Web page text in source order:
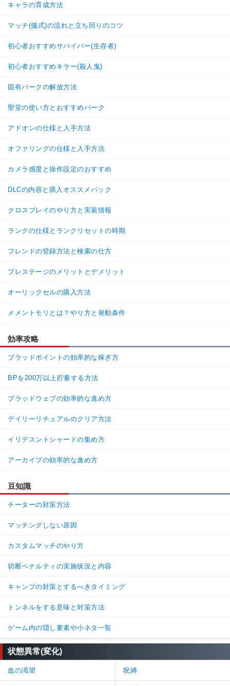
キャラの育成方法
マッチ(儀式)の流れと立ち回りのコツ
初心者おすすめサバイバー(生存者)
初心者おすすめキラー(殺人鬼)
固有パークの解放方法
聖堂の使い方とおすすめパーク
アドオンの仕様と入手方法
オファリングの仕様と入手方法
カメラ感度と操作設定のおすすめ
DLCの内容と購入オススメパック
クロスプレイのやり方と実装情報
ランクの仕様とランクリセットの時期
フレンドの登録方法と検索の仕方
プレステージのメリットとデメリット
オーリックセルの購入方法
メメントモリとは？やり方と発動条件
効率攻略
ブラッドポイントの効率的な稼ぎ方
BPを200万以上貯蓄する方法
ブラッドウェブの効率的な進め方
デイリーリチュアルのクリア方法
イリデスントシャードの集め方
アーカイブの効率的な進め方
豆知識
チーターの対策方法
マッチングしない原因
カスタムマッチのやり方
切断ペナルティの実施状況と内容
キャンプの対策とするべきタイミング
トンネルをする意味と対策方法
ゲーム内の隠し要素や小ネタ一覧
状態異常(変化)
血の渇望 呪縛